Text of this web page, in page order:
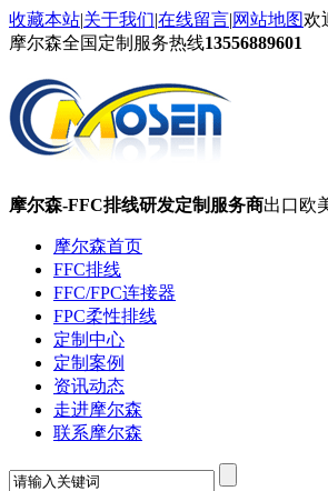
收藏本站|关于我们|在线留言|网站地图欢
摩尔森全国定制服务热线13556889601
摩尔森-FFC排线研发定制服务商出口欧
摩尔森首页
FFC排线
FFC/FPC连接器
FPC柔性排线
定制中心
定制案例
资讯动态
走进摩尔森
联系摩尔森